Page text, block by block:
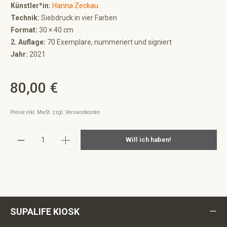
Künstler*in: Hanna Zeckau
Technik: Siebdruck in vier Farben
Format: 30 × 40 cm
2. Auflage: 70 Exemplare, nummeriert und signiert
Jahr: 2021
Regulärer Preis:
80,00 €
Preise inkl. MwSt. zzgl. Versandkosten
Produkt Anzahl: Gib den gewünschten
Will ich haben!
SUPALIFE KIOSK